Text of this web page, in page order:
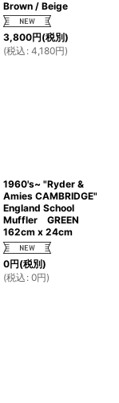
Brown / Beige
3,800円(税別)
(税込 : 4,180円)
1960's~ "Ryder &
Amies CAMBRIDGE"
England School
Muffler GREEN
162cm x 24cm
0円(税別)
(税込 : 0円)